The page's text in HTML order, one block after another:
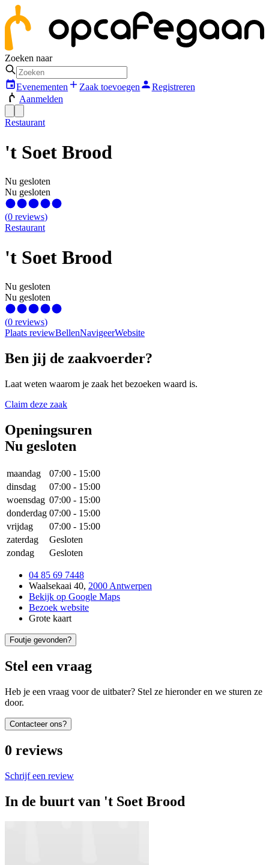
Zoeken naar
Evenementen Zaak toevoegen
Registreren
Aanmelden
Restaurant
't Soet Brood
Nu gesloten
Nu gesloten
(0 reviews)
Restaurant
't Soet Brood
Nu gesloten
Nu gesloten
(0 reviews)
Plaats reviewBellenNavigeerWebsite
Ben jij de zaakvoerder?
Laat weten waarom je zaak het bezoeken waard is.
Claim deze zaak
Openingsuren
Nu gesloten
maandag 07:00 - 15:00
dinsdag
07:00 - 15:00
woensdag 07:00 - 15:00
donderdag 07:00 - 15:00
vrijdag
07:00 - 15:00
zaterdag
Gesloten
zondag
Gesloten
04 85 69 7448
Waalsekaai 40, 2000 Antwerpen
Bekijk op Google Maps
Bezoek website
Grote kaart
Foutje gevonden?
Stel een vraag
Heb je een vraag voor de uitbater? Stel ze hieronder en we sturen ze
door.
Contacteer ons?
0 reviews
Schrijf een review
In de buurt van 't Soet Brood